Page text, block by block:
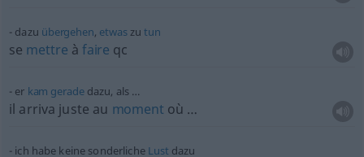
dazu übergehen, etwaszu tun
se mettre à faire qc
er kam geradedazu, als …
il arriva juste au moment où …
ich habe keine sonderliche Lust dazu